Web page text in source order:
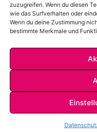
zuzugreifen. Wenn du diesen
wie das Surfverhalten oder
Wenn du deine Zustimmung
bestimmte Merkmale und